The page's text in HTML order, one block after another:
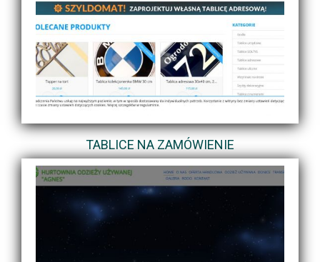
TABLICE NA ZAMÓWIENIE